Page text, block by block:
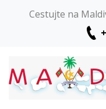
Cestujte na